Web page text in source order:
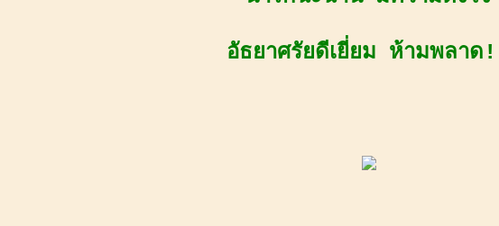
อัธยาศรัยดีเยี่ยม ห้ามพลา